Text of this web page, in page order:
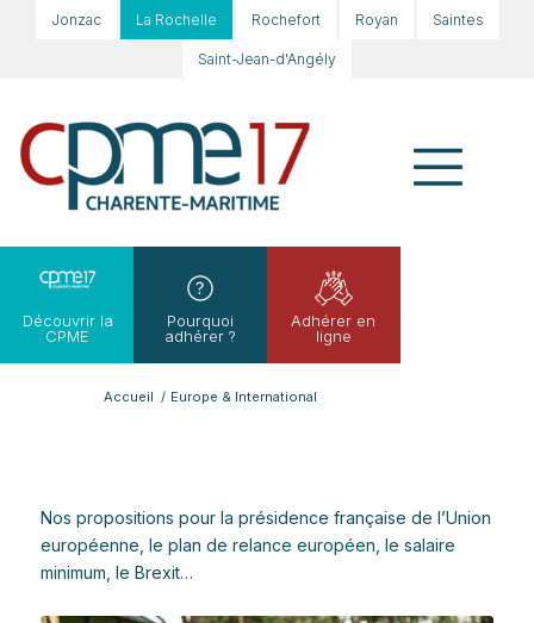
Jonzac La Rochelle Rochefort Royan Saintes
Saint-Jean-d'Angély
Découvrir la
CPME
Pourquoi
adhérer ?
Adhérer en
ligne
Accueil / Europe & International
Nos propositions pour la présidence française de l’Union
européenne, le plan de relance européen, le salaire
minimum, le Brexit…